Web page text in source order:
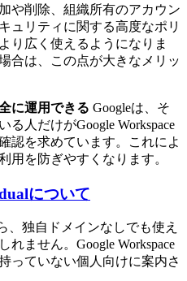
や削除、組織所有のアカウン
ュリティに関する高度なポリ
り広く使えるようになりま
合は、この点が大きなメリッ
に運用できる Googleは、そ
人だけがGoogle Workspace
認を求めています。これによ
用を防ぎやすくなります。
について
、独自ドメインなしでも使え
ません。Google Workspace
っていない個人向けに案内さ